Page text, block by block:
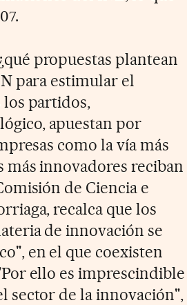
propuestas plantean
para estimular el
los partidos,
apuestan por
como la vía más
innovadores reciban
de Ciencia e
recalca que los
de innovación se
en el que coexisten
ello es imprescindible
sector de la innovación",